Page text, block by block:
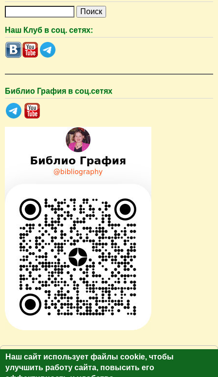
и
с
к
Наш Клуб в соц. сетях:
Библио Графия в соц.сетях
© Сайт клуб путешественников "Лукас Тур"
https://galina-lukas.ru.
Наш сайт использует файлы cookie, чтобы
улучшить работу сайта, повысить его